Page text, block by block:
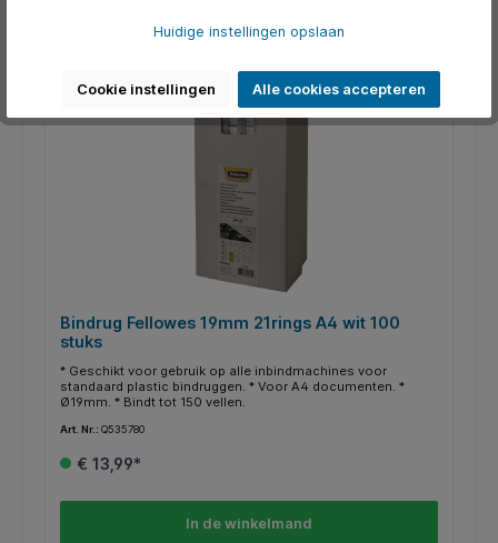
Bindrug Fellowes 19mm 21rings A4 wit 100
stuks
* Geschikt voor gebruik op alle inbindmachines voor
standaard plastic bindruggen. * Voor A4 documenten. *
Ø19mm. * Bindt tot 150 vellen.
Art. Nr.: Q535780
€ 13,99*
In de winkelmand
Huidige instellingen opslaan
Cookie instellingen Alle cookies accepteren